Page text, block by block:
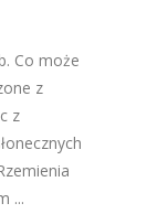
Co może
z
z